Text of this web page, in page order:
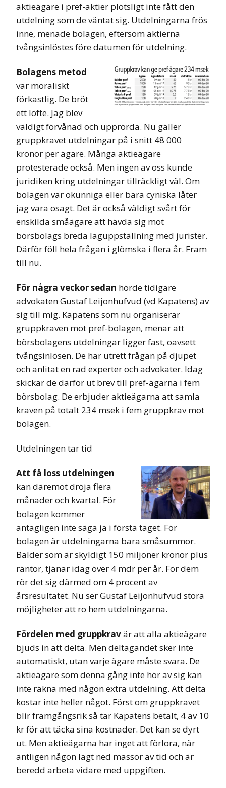
aktieägare i pref-aktier plötsligt inte fått den
utdelning som de väntat sig. Utdelningarna frös
inne, menade bolagen, eftersom aktierna
tvångsinlöstes före datumen för utdelning.
Bolagens metod
var moraliskt
förkastlig. De bröt
ett löfte. Jag blev
väldigt förvånad och upprörda. Nu gäller
gruppkravet utdelningar på i snitt 48 000
kronor per ägare. Många aktieägare
protesterade också. Men ingen av oss kunde
juridiken kring utdelningar tillräckligt väl. Om
bolagen var okunniga eller bara cyniska låter
jag vara osagt. Det är också väldigt svårt för
enskilda småägare att hävda sig mot
börsbolags breda laguppställning med jurister.
Därför föll hela frågan i glömska i flera år. Fram
till nu.
För några veckor sedan hörde tidigare
advokatenGustaf Leijonhufvud (vd Kapatens) av
sig till mig. Kapatens som nu organiserar
gruppkraven mot pref-bolagen, menar att
börsbolagens utdelningar ligger fast, oavsett
tvångsinlösen. De har utrett frågan på djupet
och anlitat en rad experter och advokater. Idag
skickar de därför ut brev till pref-ägarna i fem
börsbolag. De erbjuder aktieägarna att samla
kraven på totalt 234 msek i fem gruppkrav mot
bolagen.
Utdelningen tar tid
Att få loss utdelningen
kan däremot dröja flera
månader och kvartal. För
bolagen kommer
antagligen inte säga ja i första taget. För
bolagen är utdelningarna bara småsummor.
Balder som är skyldigt 150 miljoner kronor plus
räntor, tjänar idag över 4 mdr per år. För dem
rör det sig därmed om 4 procent av
årsresultatet. Nu ser Gustaf Leijonhufvud stora
möjligheter att ro hem utdelningarna.
Fördelen med gruppkravär att alla aktieägare
bjuds in att delta. Men deltagandet sker inte
automatiskt, utan varje ägare måste svara. De
aktieägare som denna gång inte hör av sig kan
inte räkna med någon extra utdelning. Att delta
kostar inte heller något. Först om gruppkravet
blir framgångsrik så tar Kapatens betalt, 4 av 10
kr för att täcka sina kostnader. Det kan se dyrt
ut. Men aktieägarna har inget att förlora, när
äntligen någon lagt ned massor av tid och är
beredd arbeta vidare med uppgiften.